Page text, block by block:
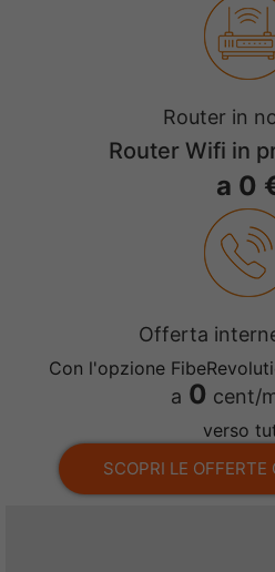
Router in
Router Wifi in
a 0
Offerta
Con l'opzione
a 0 cent/
verso
SCOPRI LE